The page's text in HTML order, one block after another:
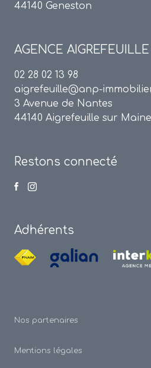
44140 Geneston
AGENCE
02 28 02 13 98
aigrefeuille@anp-
3 Avenue de Nantes
44140 Aigrefeuille sur Maine
Restons connecté
Adhérents
Nos partenaires
Mentions légales